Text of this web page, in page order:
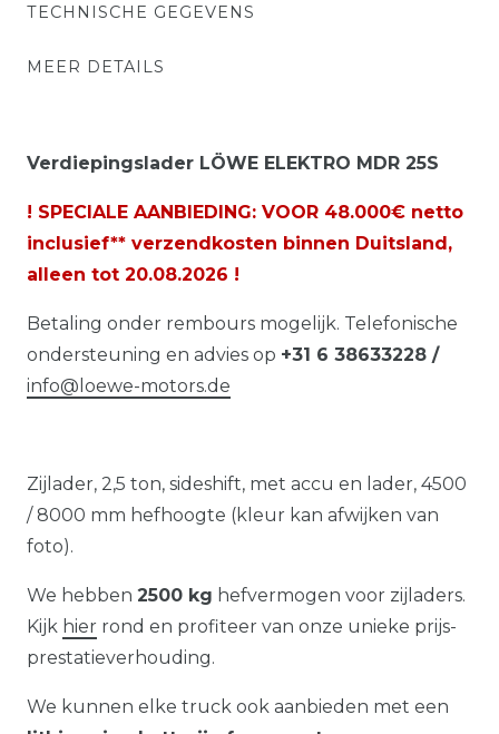
TECHNISCHE GEGEVENS
MEER DETAILS
Verdiepingslader LÖWE ELEKTRO MDR 25S
! SPECIALE AANBIEDING: VOOR 48.000€ netto
inclusief** verzendkosten binnen Duitsland,
alleen tot 20.08.2026 !
Betaling onder rembours mogelijk. Telefonische
ondersteuning en advies op +31 6 38633228 /
info@loewe-motors.de
Zijlader, 2,5 ton, sideshift, met accu en lader, 4500
/ 8000 mm hefhoogte (kleur kan afwijken van
foto).
We hebben 2500 kg hefvermogen voor zijladers.
Kijk hier rond en profiteer van onze unieke prijs-
prestatieverhouding.
We kunnen elke truck ook aanbieden met een